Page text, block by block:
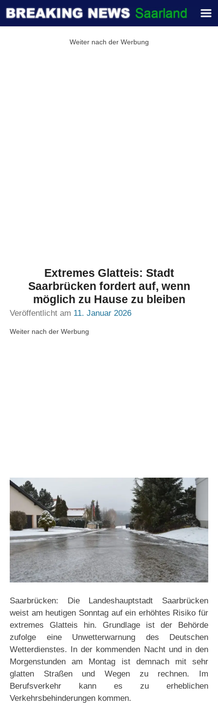
Weiter nach der Werbung
Extremes Glatteis: Stadt
Saarbrücken fordert auf, wenn
möglich zu Hause zu bleiben
Veröffentlicht am 11. Januar 2026
Weiter nach der Werbung
Saarbrücken: Die Landeshauptstadt Saarbrücken
weist am heutigen Sonntag auf ein erhöhtes Risiko für
extremes Glatteis hin. Grundlage ist der Behörde
zufolge eine Unwetterwarnung des Deutschen
Wetterdienstes. In der kommenden Nacht und in den
Morgenstunden am Montag ist demnach mit sehr
glatten Straßen und Wegen zu rechnen. Im
Berufsverkehr kann es zu erheblichen
Verkehrsbehinderungen kommen.